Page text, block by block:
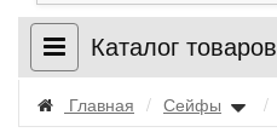
Каталог товаров
Главная / Сейфы /